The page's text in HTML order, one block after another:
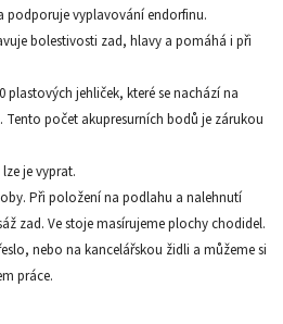
vyplavování endorfinu.
bolestivosti zad, hlavy a pomáhá i při
plastových jehliček, které se nachází na
počet akupresurních bodů je zárukou
je vyprat.
Při položení na podlahu a nalehnutí
zad. Ve stoje masírujeme plochy chodidel.
nebo na kancelářskou židli a můžeme si
práce.